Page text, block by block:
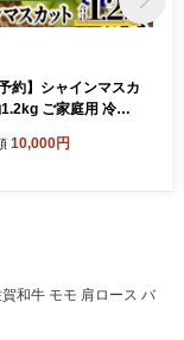
予約】シャインマスカ
ご家庭用 冷蔵
658
10,000円
和牛 モモ 肩ロース バ